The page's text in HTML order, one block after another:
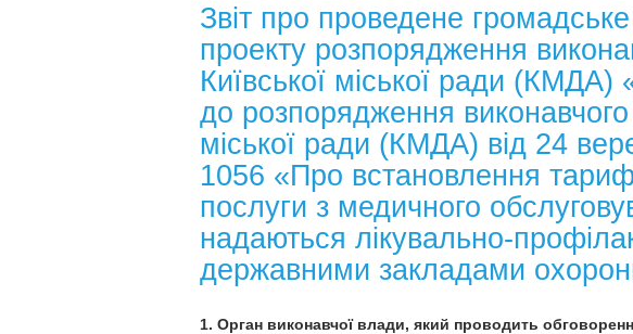
Звіт про проведене
проекту розпорядження
Київської міської ради (КМДА)
до розпорядження виконавчого
міської ради (КМДА) від 24
1056 «Про встановлення
послуги з медичного
надаються лікувально-
державними закладами
1. Орган виконавчої влади, який проводить